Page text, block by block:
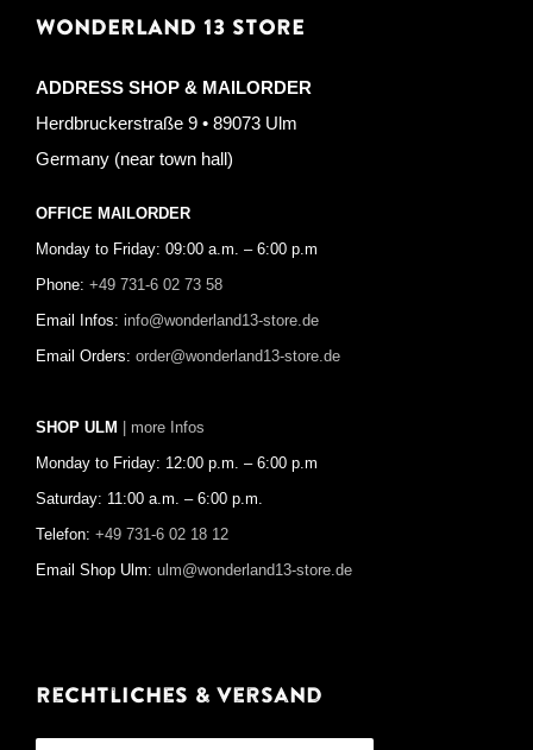
WONDERLAND 13 STORE
ADDRESS SHOP & MAILORDER
Herdbruckerstraße 9 • 89073 Ulm
Germany (near town hall)
OFFICE MAILORDER
Monday to Friday: 09:00 a.m. – 6:00 p.m
Phone: +49 731-6 02 73 58
Email Infos: info@wonderland13-store.de
Email Orders: order@wonderland13-store.de
SHOP ULM | more Infos
Monday to Friday: 12:00 p.m. – 6:00 p.m
Saturday: 11:00 a.m. – 6:00 p.m.
Telefon: +49 731-6 02 18 12
Email Shop Ulm: ulm@wonderland13-store.de
Rechtliches & Versand